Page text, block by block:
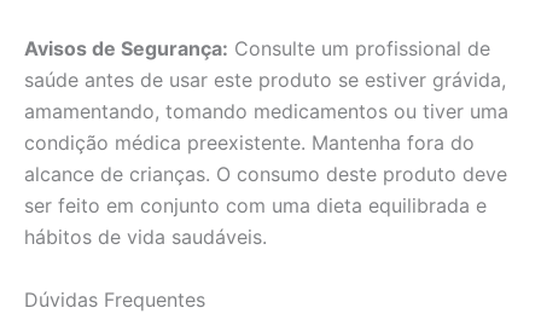
Avisos de Segurança: Consulte um profissional de
saúde antes de usar este produto se estiver grávida,
amamentando, tomando medicamentos ou tiver uma
condição médica preexistente. Mantenha fora do
alcance de crianças. O consumo deste produto deve
ser feito em conjunto com uma dieta equilibrada e
hábitos de vida saudáveis.
Dúvidas Frequentes